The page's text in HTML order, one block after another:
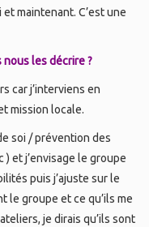
maintenant. C’est une
les décrire ?
car j’interviens en
mission locale.
soi / prévention des
et j’envisage le groupe
puis j’ajuste sur le
le groupe et ce qu’ils me
je dirais qu’ils sont